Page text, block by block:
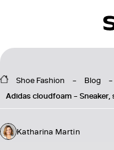
Shoe Fashion
Blog
Adidas cloudfoam –
Katharina Martin